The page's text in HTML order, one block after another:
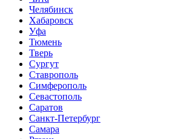
Челябинск
Хабаровск
Уфа
Тюмень
Тверь
Сургут
Ставрополь
Симферополь
Севастополь
Саратов
Санкт-Петербург
Самара